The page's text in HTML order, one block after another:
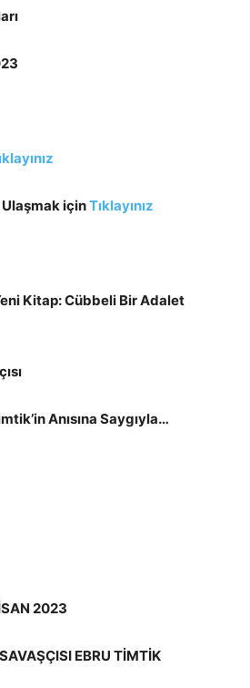
Ulaşmak içinTıklayınız
Kitap: Cübbeli Bir Adalet
Anısına Saygıyla…
2023
EBRU TİMTİK